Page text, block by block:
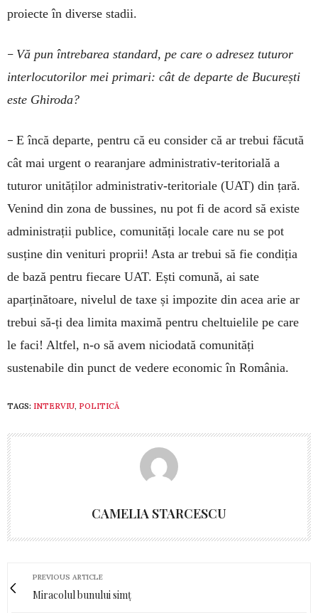
proiecte în diverse stadii.
– Vă pun întrebarea standard, pe care o adresez tuturor
interlocutorilor mei primari: cât de departe de București
este Ghiroda?
– E încă departe, pentru că eu consider că ar trebui făcută
cât mai urgent o rearanjare administrativ-teritorială a
tuturor unităților administrativ-teritoriale (UAT) din țară.
Venind din zona de bussines, nu pot fi de acord să existe
administrații publice, comunități locale care nu se pot
susține din venituri proprii! Asta ar trebui să fie condiția
de bază pentru fiecare UAT. Ești comună, ai sate
aparținătoare, nivelul de taxe și impozite din acea arie ar
trebui să-ți dea limita maximă pentru cheltuielile pe care
le faci! Altfel, n-o să avem niciodată comunități
sustenabile din punct de vedere economic în România.
TAGS: INTERVIU, POLITICĂ
CAMELIA STARCESCU
PREVIOUS ARTICLE
Miracolul bunului simț